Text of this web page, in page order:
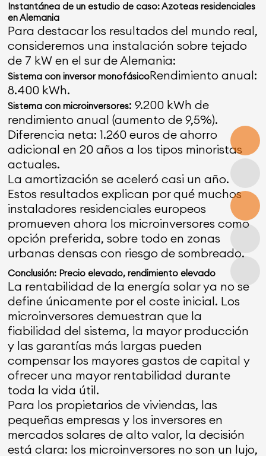
Instantánea de un estudio de caso: Azoteas residenciales
en Alemania
Para destacar los resultados del mundo real,
consideremos una instalación sobre tejado
de 7 kW en el sur de Alemania:
Sistema con inversor monofásicoRendimiento anual:
8.400 kWh.
Sistema con microinversores: 9.200 kWh de
rendimiento anual (aumento de 9,5%).
Diferencia neta: 1.260 euros de ahorro
adicional en 20 años a los tipos minoristas
actuales.
La amortización se aceleró casi un año.
Estos resultados explican por qué muchos
instaladores residenciales europeos
promueven ahora los microinversores como
opción preferida, sobre todo en zonas
urbanas densas con riesgo de sombreado.
Conclusión: Precio elevado, rendimiento elevado
La rentabilidad de la energía solar ya no se
define únicamente por el coste inicial. Los
microinversores demuestran que la
fiabilidad del sistema, la mayor producción
y las garantías más largas pueden
compensar los mayores gastos de capital y
ofrecer una mayor rentabilidad durante
toda la vida útil.
Para los propietarios de viviendas, las
pequeñas empresas y los inversores en
mercados solares de alto valor, la decisión
está clara: los microinversores no son un lujo,